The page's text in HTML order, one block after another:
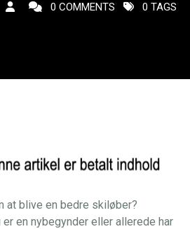
0 COMMENTS 0 TAGS
at blive en bedre skiløber?
er en nybegynder eller allerede har